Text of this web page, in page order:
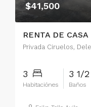
$41,500
RENTA DE
3
Habitaciónes
3 1/2
Baños